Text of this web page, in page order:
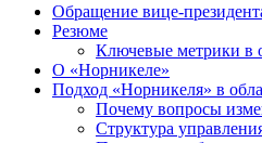
Обращение вице-
Резюме
Ключевые метрики в
О «Норникеле»
Подход «Норникеля» в
Почему вопросы
Структура